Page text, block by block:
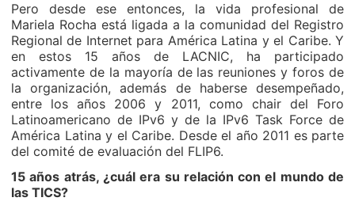
Pero desde ese entonces, la vida profesional de
Mariela Rocha está ligada a la comunidad del Registro
Regional de Internet para América Latina y el Caribe. Y
en estos 15 años de LACNIC, ha participado
activamente de la mayoría de las reuniones y foros de
la organización, además de haberse desempeñado,
entre los años 2006 y 2011, como chair del Foro
Latinoamericano de IPv6 y de la IPv6 Task Force de
América Latina y el Caribe. Desde el año 2011 es parte
del comité de evaluación del FLIP6.
15 años atrás, ¿cuál era su relación con el mundo de
las TICS?